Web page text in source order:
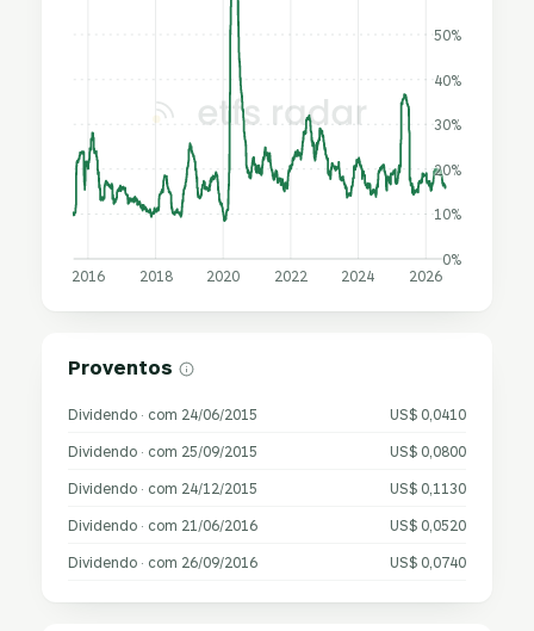
0%
10%
20%
30%
40%
50%
2016 2018 2020 2022 2024 2026
Proventos
Dividendo · com 24/06/2015 US$ 0,0410
Dividendo · com 25/09/2015 US$ 0,0800
Dividendo · com 24/12/2015 US$ 0,1130
Dividendo · com 21/06/2016 US$ 0,0520
Dividendo · com 26/09/2016 US$ 0,0740